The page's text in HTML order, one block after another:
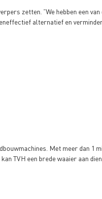
zetten. ”We hebben een
alternatief en
Met meer dan 1
TVH een brede waaier aan